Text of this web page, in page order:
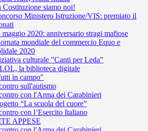
Costituzione siamo noi!
Ministero Istruzione/VIS: premiato il
maggio 2020: anniversario stragi mafiose
mondiale del commercio Equo e
2020
culturale "Canti per Leda"
la biblioteca digitale
in campo"
sull'autismo
con l'Arma dei Carabinieri
“La scuola del cuore”
con l’Esercito Italiano
APPESE